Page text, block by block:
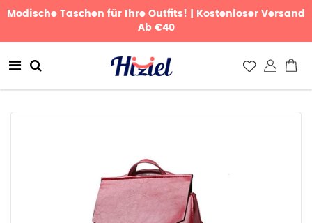
Modische Taschen für Ihre Outfits! | Kostenloser Versand
Ab €40